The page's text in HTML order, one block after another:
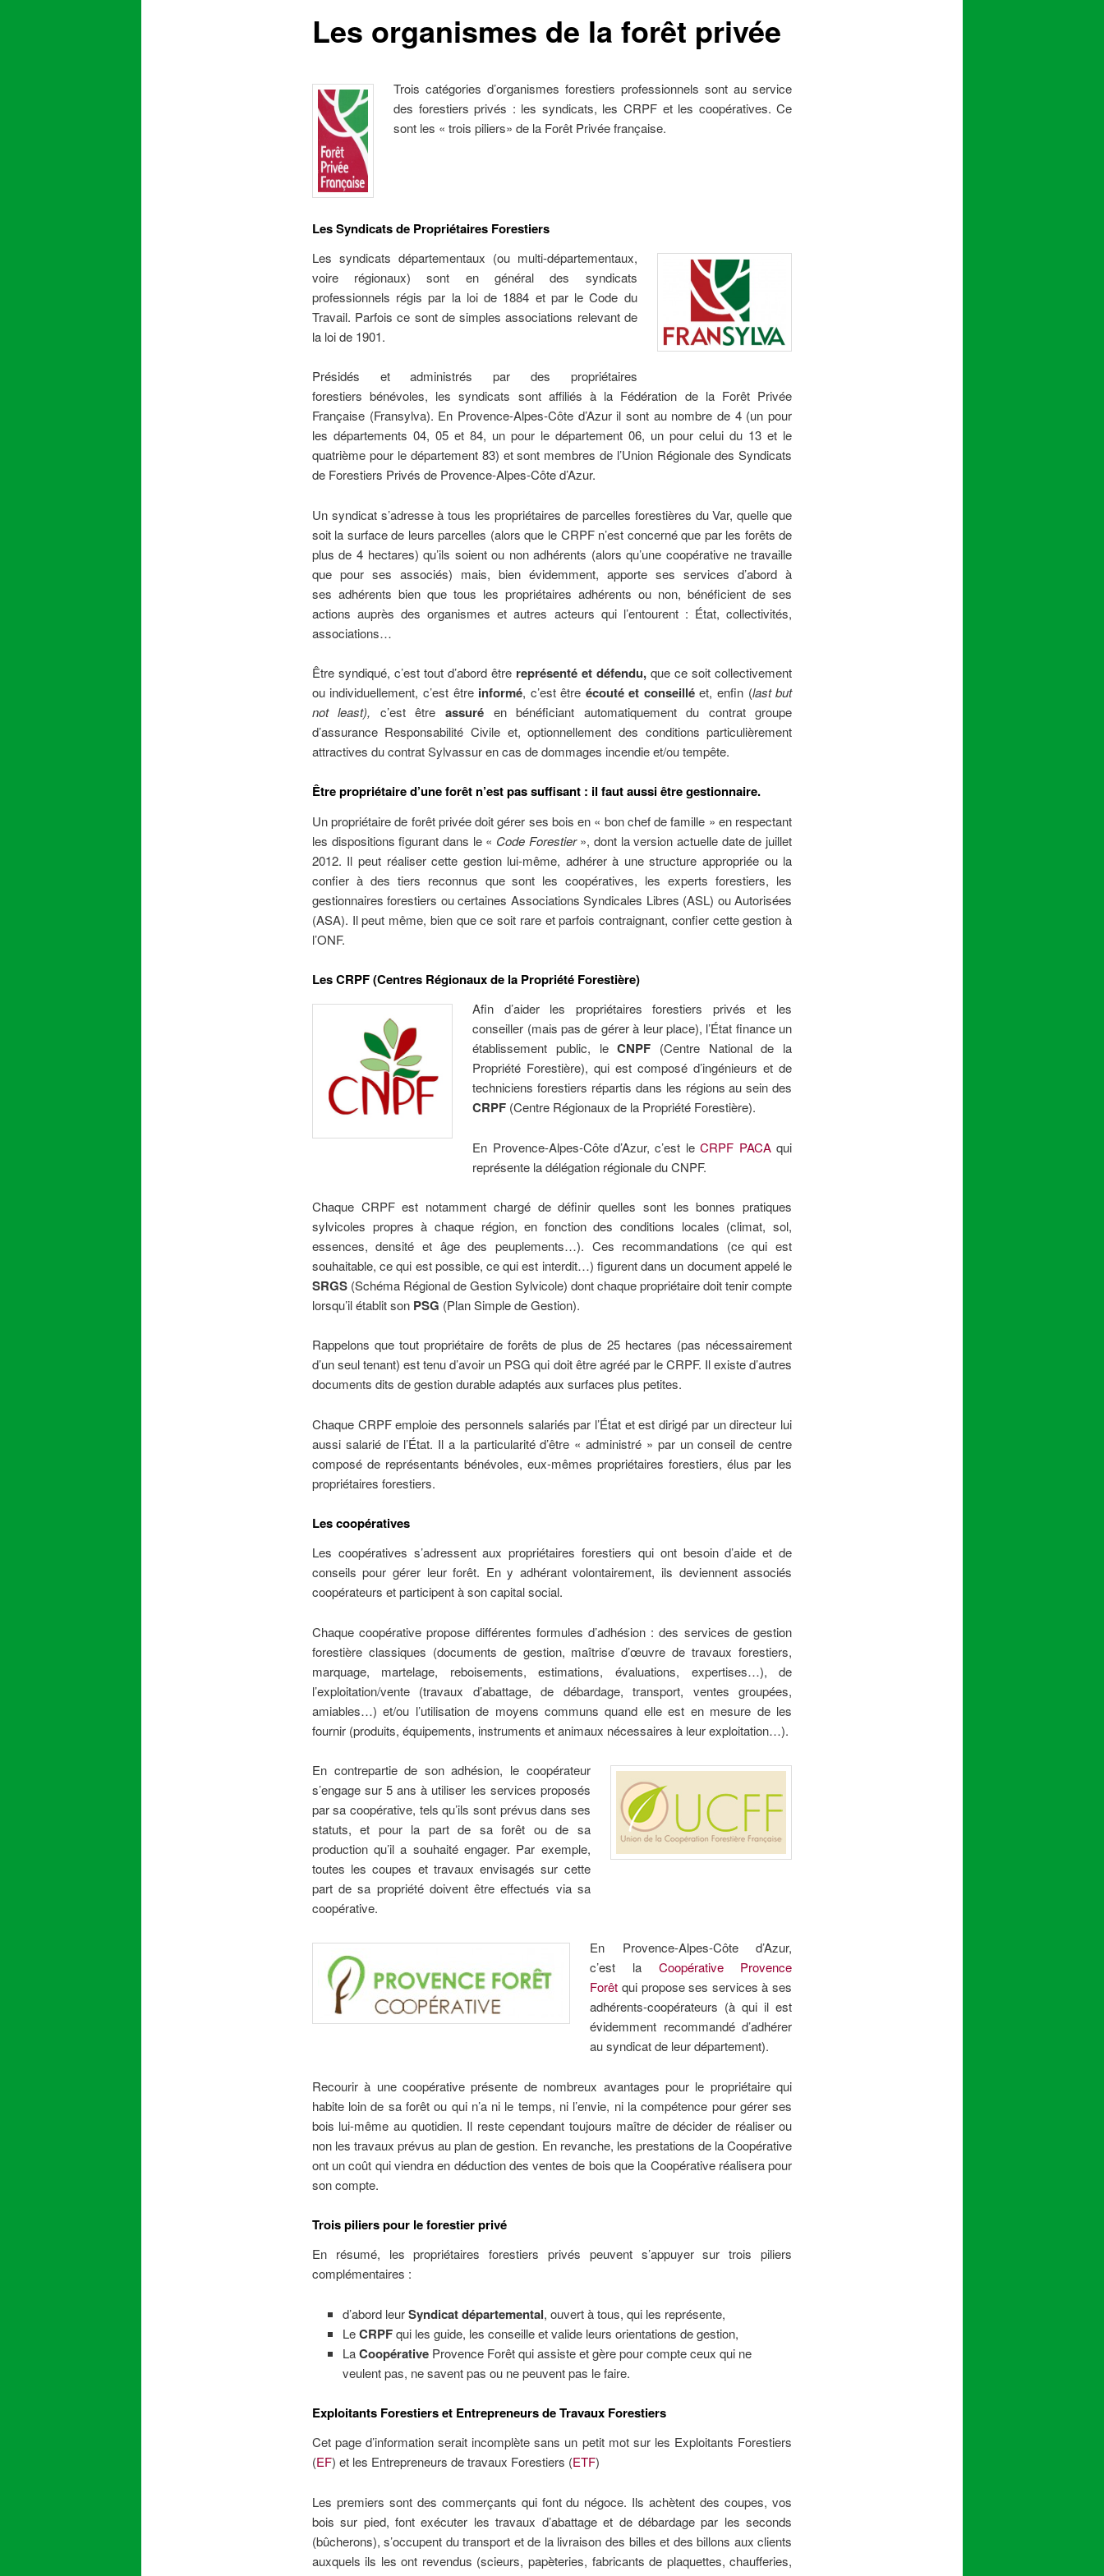
Les organismes de la forêt privée
Trois catégories d’organismes forestiers professionnels sont au service
des forestiers privés : les syndicats, les CRPF et les coopératives. Ce
sont les « trois piliers» de la Forêt Privée française.
Les Syndicats de Propriétaires Forestiers
Les syndicats départementaux (ou multi-départementaux,
voire régionaux) sont en général des syndicats
professionnels régis par la loi de 1884 et par le Code du
Travail. Parfois ce sont de simples associations relevant de
la loi de 1901.
Présidés et administrés par des propriétaires
forestiers bénévoles, les syndicats sont affiliés à la Fédération de la Forêt Privée
Française (Fransylva). En Provence-Alpes-Côte d’Azur il sont au nombre de 4 (un pour
les départements 04, 05 et 84, un pour le département 06, un pour celui du 13 et le
quatrième pour le département 83) et sont membres de l’Union Régionale des Syndicats
de Forestiers Privés de Provence-Alpes-Côte d’Azur.
Un syndicat s’adresse à tous les propriétaires de parcelles forestières du Var, quelle que
soit la surface de leurs parcelles (alors que le CRPF n’est concerné que par les forêts de
plus de 4 hectares) qu’ils soient ou non adhérents (alors qu’une coopérative ne travaille
que pour ses associés) mais, bien évidemment, apporte ses services d’abord à
ses adhérents bien que tous les propriétaires adhérents ou non, bénéficient de ses
actions auprès des organismes et autres acteurs qui l’entourent : État, collectivités,
associations…
Être syndiqué, c’est tout d’abord être représenté et défendu, que ce soit collectivement
ou individuellement, c’est être informé, c’est être écouté et conseilléet, enfin (last but
not least), c’est être assuré en bénéficiant automatiquement du contrat groupe
d’assurance Responsabilité Civile et, optionnellement des conditions particulièrement
attractives du contrat Sylvassur en cas de dommages incendie et/ou tempête.
Être propriétaire d’une forêt n’est pas suffisant : il faut aussi être gestionnaire.
Un propriétaire de forêt privée doit gérer ses bois en « bon chef de famille » en respectant
les dispositions figurant dans le « Code Forestier», dont la version actuelle date de juillet
2012. Il peut réaliser cette gestion lui-même, adhérer à une structure appropriée ou la
confier à des tiers reconnus que sont les coopératives, les experts forestiers, les
gestionnaires forestiers ou certaines Associations Syndicales Libres (ASL) ou Autorisées
(ASA). Il peut même, bien que ce soit rare et parfois contraignant, confier cette gestion à
l’ONF.
Les CRPF (Centres Régionaux de la Propriété Forestière)
Afin d’aider les propriétaires forestiers privés et les
conseiller (mais pas de gérer à leur place), l’État finance un
établissement public, leCNPF (Centre National de la
Propriété Forestière), qui est composé d’ingénieurs et de
techniciens forestiers répartis dans les régions au sein des
CRPF (Centre Régionaux de la Propriété Forestière).
En Provence-Alpes-Côte d’Azur, c’est leCRPF PACAqui
représente la délégation régionale du CNPF.
Chaque CRPF est notamment chargé de définir quelles sont les bonnes pratiques
sylvicoles propres à chaque région, en fonction des conditions locales (climat, sol,
essences, densité et âge des peuplements…). Ces recommandations (ce qui est
souhaitable, ce qui est possible, ce qui est interdit…) figurent dans un document appelé le
SRGS(Schéma Régional de Gestion Sylvicole) dont chaque propriétaire doit tenir compte
lorsqu’il établit son PSG (Plan Simple de Gestion).
Rappelons que tout propriétaire de forêts de plus de 25 hectares (pas nécessairement
d’un seul tenant) est tenu d’avoir un PSG qui doit être agréé par le CRPF. Il existe d’autres
documents dits de gestion durable adaptés aux surfaces plus petites.
Chaque CRPF emploie des personnels salariés par l’État et est dirigé par un directeur lui
aussi salarié de l’État. Il a la particularité d’être « administré » par un conseil de centre
composé de représentants bénévoles, eux-mêmes propriétaires forestiers, élus par les
propriétaires forestiers.
Les coopératives
Les coopératives s’adressent aux propriétaires forestiers qui ont besoin d’aide et de
conseils pour gérer leur forêt. En y adhérant volontairement, ils deviennent associés
coopérateurs et participent à son capital social.
Chaque coopérative propose différentes formules d’adhésion : des services de gestion
forestière classiques (documents de gestion, maîtrise d’œuvre de travaux forestiers,
marquage, martelage, reboisements, estimations, évaluations, expertises…), de
l’exploitation/vente (travaux d’abattage, de débardage, transport, ventes groupées,
amiables…) et/ou l’utilisation de moyens communs quand elle est en mesure de les
fournir (produits, équipements, instruments et animaux nécessaires à leur exploitation…).
En contrepartie de son adhésion, le coopérateur
s’engage sur 5 ans à utiliser les services proposés
par sa coopérative, tels qu’ils sont prévus dans ses
statuts, et pour la part de sa forêt ou de sa
production qu’il a souhaité engager. Par exemple,
toutes les coupes et travaux envisagés sur cette
part de sa propriété doivent être effectués via sa
coopérative.
En Provence-Alpes-Côte d’Azur,
c’est la Coopérative Provence
Forêt qui propose ses services à ses
adhérents-coopérateurs (à qui il est
évidemment recommandé d’adhérer
au syndicat de leur département).
Recourir à une coopérative présente de nombreux avantages pour le propriétaire qui
habite loin de sa forêt ou qui n’a ni le temps, ni l’envie, ni la compétence pour gérer ses
bois lui-même au quotidien. Il reste cependant toujours maître de décider de réaliser ou
non les travaux prévus au plan de gestion. En revanche, les prestations de la Coopérative
ont un coût qui viendra en déduction des ventes de bois que la Coopérative réalisera pour
son compte.
Trois piliers pour le forestier privé
En résumé, les propriétaires forestiers privés peuvent s’appuyer sur trois piliers
complémentaires :
d’abord leurSyndicat départemental, ouvert à tous, qui les représente,
LeCRPFqui les guide, les conseille et valide leurs orientations de gestion,
LaCoopérative Provence Forêt qui assiste et gère pour compte ceux qui ne
veulent pas, ne savent pas ou ne peuvent pas le faire.
Exploitants Forestiers et Entrepreneurs de Travaux Forestiers
Cet page d’information serait incomplète sans un petit mot sur les Exploitants Forestiers
(EF) et les Entrepreneurs de travaux Forestiers (ETF)
Les premiers sont des commerçants qui font du négoce. Ils achètent des coupes, vos
bois sur pied, font exécuter les travaux d’abattage et de débardage par les seconds
(bûcherons), s’occupent du transport et de la livraison des billes et des billons aux clients
auxquels ils les ont revendus (scieurs, papèteries, fabricants de plaquettes, chaufferies,